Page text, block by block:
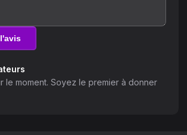
le moment. Soyez le premier à donner